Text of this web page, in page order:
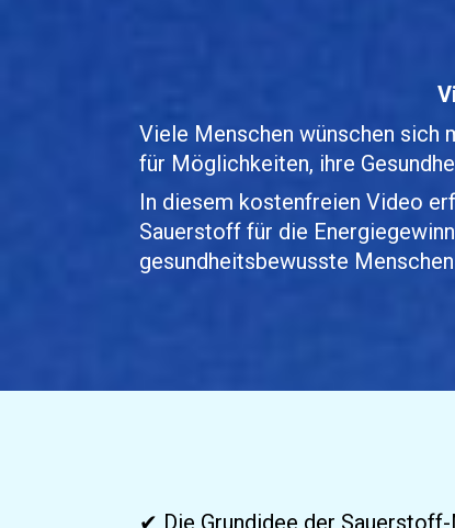
Viele Menschen wünschen sich
für Möglichkeiten, ihre
In diesem kostenfreien Video
Sauerstoff für die
gesundheitsbewusste